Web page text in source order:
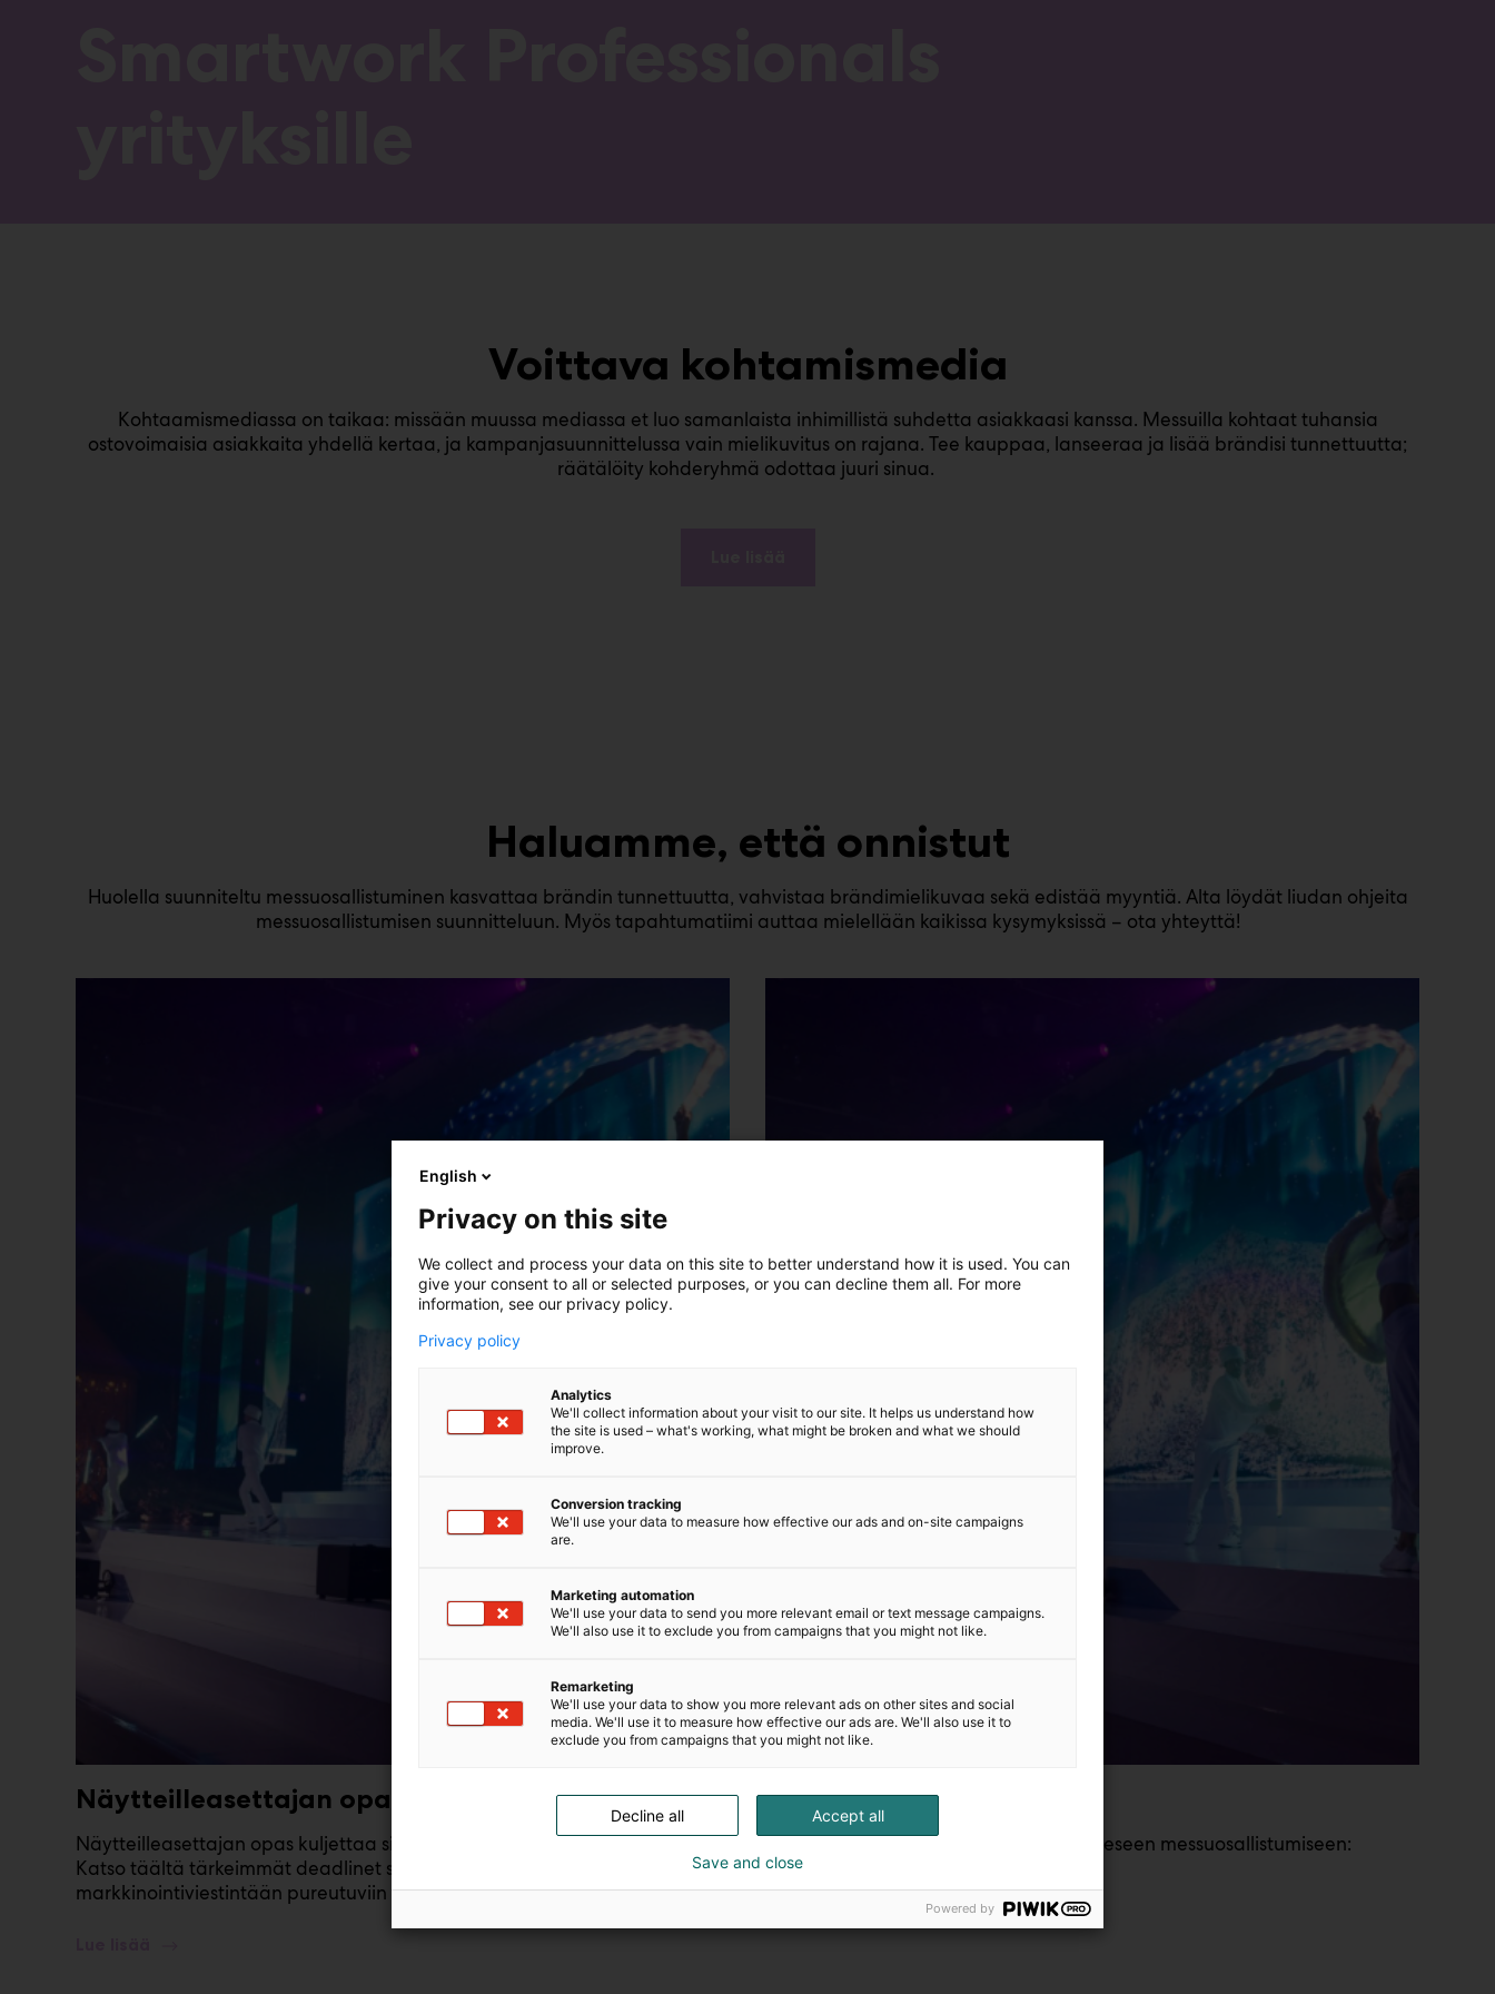
Voittava kohtamismedia
Kohtaamismediassa on taikaa: missään muussa mediassa et luo samanlaista inhimillistä suhdetta asiakkaasi kanssa. Messuilla kohtaat tuhansia
ostovoimaisia asiakkaita yhdellä kertaa, ja kampanjasuunnittelussa vain mielikuvitus on rajana. Tee kauppaa, lanseeraa ja lisää brändisi tunnettuutta;
räätälöity kohderyhmä odottaa juuri sinua.
Haluamme, että onnistut
Huolella suunniteltu messuosallistuminen kasvattaa brändin tunnettuutta, vahvistaa brändimielikuvaa sekä edistää myyntiä. Alta löydät liudan ohjeita
messuosallistumisen suunnitteluun. Myös tapahtumatiimi auttaa mielellään kaikissa kysymyksissä – ota yhteyttä!
Näytteilleasettajan opas
Näytteilleasettajan opas kuljettaa sinut läpi osallistumisen vaiheiden.
Katso täältä tärkeimmät deadlinet sekä tutustu rakentamiseen ja
markkinointiviestintään pureutuviin osioihin.
Onnistu messuilla
Oppaastamme löydät vinkit onnistuneeseen messuosallistumiseen:
Lue lisää
English
Privacy on this site
We collect and process your data on this site to better understand how it is used. You can
give your consent to all or selected purposes, or you can decline them all. For more
information, see our privacy policy.
Privacy policy
Analytics
We'll collect information about your visit to our site. It helps us understand how
the site is used – what's working, what might be broken and what we should
improve.
Conversion tracking
We'll use your data to measure how effective our ads and on-site campaigns
are.
Marketing automation
We'll use your data to send you more relevant email or text message campaigns.
We'll also use it to exclude you from campaigns that you might not like.
Remarketing
We'll use your data to show you more relevant ads on other sites and social
media. We'll use it to measure how effective our ads are. We'll also use it to
exclude you from campaigns that you might not like.
Accept all
Decline all
Save and close
Powered by